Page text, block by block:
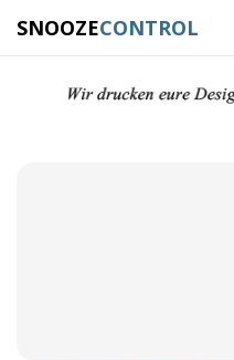
SNOOZECONTROL